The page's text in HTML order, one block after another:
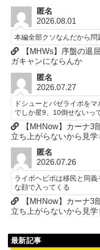
匿名
2026.08.01
本編全部クソなんだから
【MHWs】序盤の退
ガキャンにならんか
匿名
2026.07.27
ドシューとバゼライボを
でしか星9、10倒せないっ
【MHNow】カーナ3
立ち上がらないから見学
匿名
2026.07.26
ライボヘビボは移民と同
な顔で入ってくる
【MHNow】カーナ3
立ち上がらないから見学
最新記事